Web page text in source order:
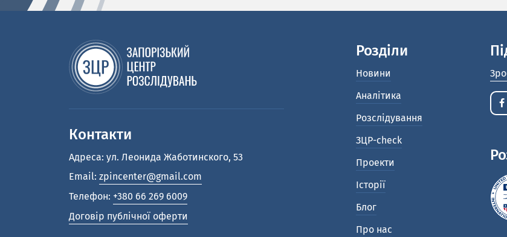
Контакти
Адреса: ул. Леонида Жаботинского, 53
Email: zpincenter@gmail.com
Телефон: +380 66 269 6009
Договір публічної оферти
Розділи
Новини
Аналітика
Розслідування
ЗЦР-check
Проекти
Історії
Блог
Про нас